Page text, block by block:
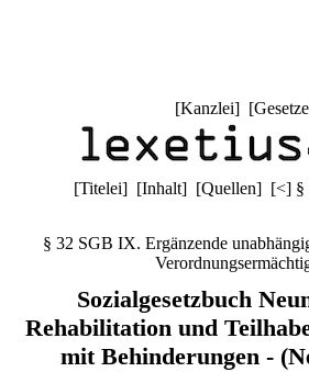
[Kanzlei] [Gesetze
[Titelei] [Inhalt] [Quellen] [<] §
§ 32 SGB IX. Ergänzende
Sozialgesetzbuch
Rehabilitation und
mit Behinderungen -